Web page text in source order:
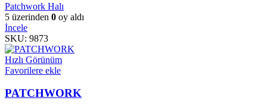
Patchwork Halı
5 üzerinden 0 oy aldı
İncele
SKU: 9873
Hızlı Görünüm
Favorilere ekle
PATCHWORK